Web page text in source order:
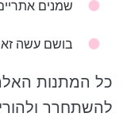
שמנים
בושם עשה
כל המתנות
להשתחרר